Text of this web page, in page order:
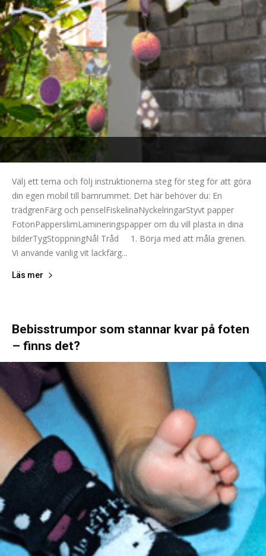
Välj ett tema och följ instruktionerna steg för steg för att göra
din egen mobil till barnrummet. Det här behöver du: En
trädgrenFärg och penselFiskelinaNyckelringarStyvt papper
FotonPapperslimLamineringspapper om du vill plasta in dina
bilderTygStoppningNål Tråd 1. Börja med att måla grenen.
Vi använde vanlig vit lackfärg...
Läs mer
Bebisstrumpor som stannar kvar på foten
– finns det?